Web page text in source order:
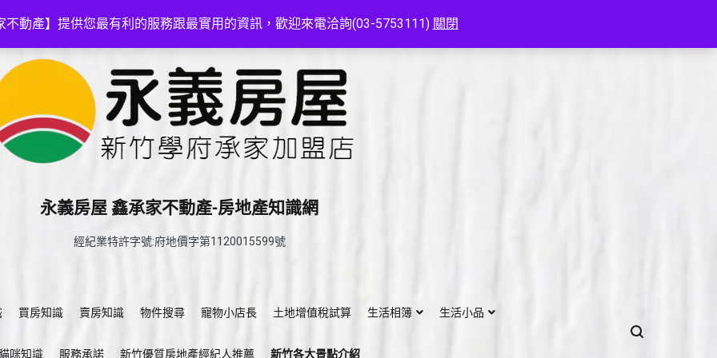
不動產】提供您最有利的服務跟最實用的資訊，歡迎來電洽詢(03-5753111) 關閉
永義房屋 鑫承家不動產-房地產知識網
經紀業特許字號:府地價字第1120015599號
買房知識 賣房知識 物件搜尋 寵物小店長 土地增值稅試算 生活相簿 生活小品
咪知識 服務承諾 新竹優質房地產經紀人推薦 新竹各大景點介紹